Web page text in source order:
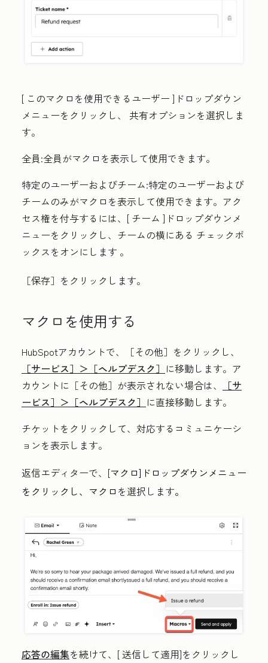
[ このマクロを使用できるユーザー ]ドロップダウン
メニューをクリックし、 共有オプションを選択しま
す。
全員:全員がマクロを表示して使用できます。
特定のユーザーおよびチーム:特定のユーザーおよび
チームのみがマクロを表示して使用できます。アク
セス権を付与するには、[ チーム ]ドロップダウンメ
ニューをクリックし、チームの横にある チェックボ
ックスをオンにします 。
［保存］ をクリックします。
マクロを使用する
HubSpotアカウントで、
［その他］をクリックし、
［サービス］＞ ［ヘルプデスク］ に移動します。ア
カウントに ［その他］が表示されない場合は、
［サ
ービス］＞ ［ヘルプデスク］ に直接移動します。
チケットをクリックして、対応するコミュニケーシ
ョンを表示します。
返信エディターで、[マクロ] ドロップダウンメニュー
をクリックし、 マクロ を選択します。
応答の編集を続けて、[送信して適用]をクリックし